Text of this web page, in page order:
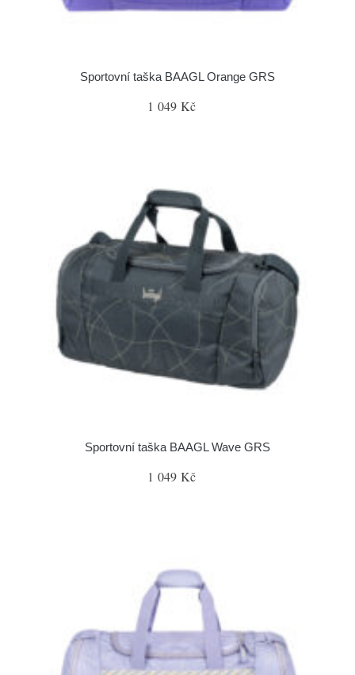
Sportovní taška BAAGL Orange GRS
1 049 Kč
Sportovní taška BAAGL Wave GRS
1 049 Kč